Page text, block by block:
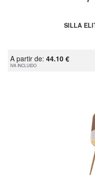
SILLA
A partir de: 44.10 €
IVA INCLUIDO